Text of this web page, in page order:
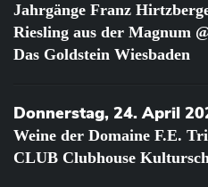
Jahrgänge Franz
Riesling aus der Magnum
Das Goldstein Wiesbaden
Donnerstag, 24. April
Weine der Domaine F.E.
CLUB Clubhouse